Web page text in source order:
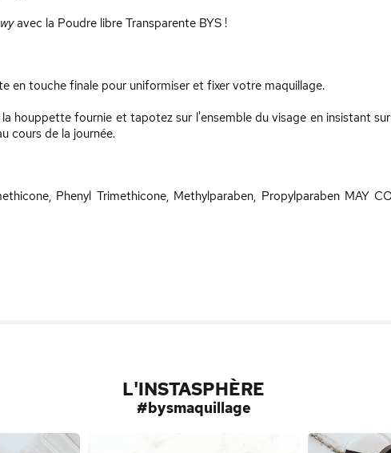
avec la Poudre libre Transparente BYS !
en touche finale pour uniformiser et fixer votre maquillage.
houppette fournie et tapotez sur l'ensemble du visage en insistant
cours de la journée.
Phenyl Trimethicone, Methylparaben, Propylparaben MAY
L'INSTASPHÈRE
#bysmaquillage